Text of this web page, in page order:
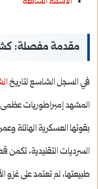
مقدمة مفصلة:
في السجل الشاسع لتاريخ
المشهد إمبراطوريات عظمى
بقوتها العسكرية الهائلة
السرديات التقليدية،
طبيعتها، لم تعتمد على غزو